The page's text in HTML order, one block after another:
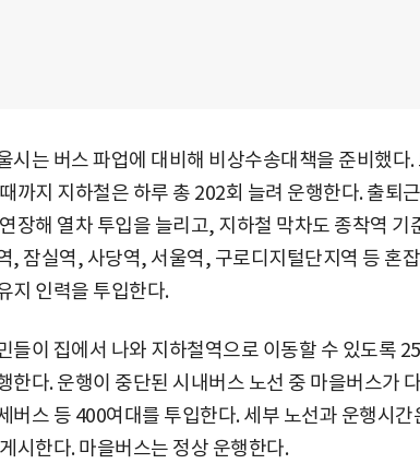
시는 버스 파업에 대비해 비상수송대책을 준비했다
까지 지하철은 하루 총 202회 늘려 운행한다. 출퇴
장해 열차 투입을 늘리고, 지하철 막차도 종착역 기
, 잠실역, 사당역, 서울역, 구로디지털단지역 등 혼
지 인력을 투입한다.
들이 집에서 나와 지하철역으로 이동할 수 있도록
한다. 운행이 중단된 시내버스 노선 중 마을버스가
버스 등 400여대를 투입한다. 세부 노선과 운행시
시한다. 마을버스는 정상 운행한다.